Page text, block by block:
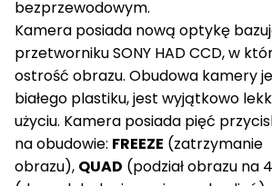
bezprzewodowym.
Kamera posiada nową optykę
przetworniku SONY HAD CCD, w
ostrość obrazu. Obudowa kamery
białego plastiku, jest wyjątkowo
użyciu. Kamera posiada pięć
na obudowie: FREEZE (zatrzymanie
obrazu), QUAD (podział obrazu na